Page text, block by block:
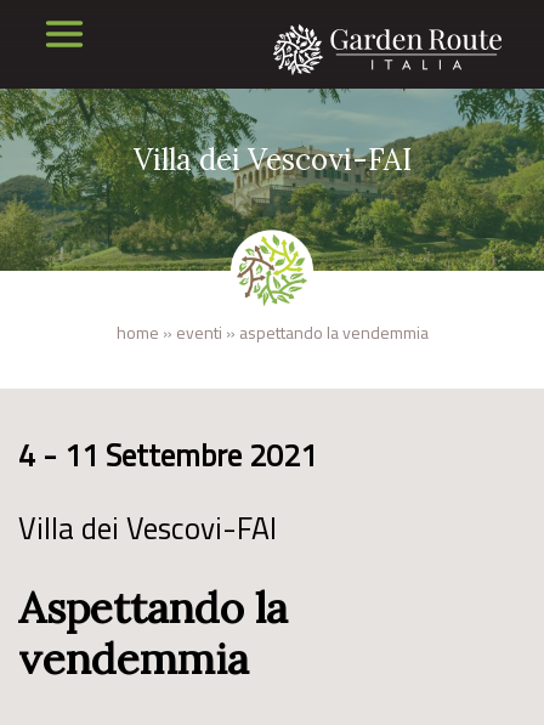
Villa dei Vescovi-FAI
home » eventi » aspettando la vendemmia
4 - 11 Settembre 2021
Villa dei Vescovi-FAI
Aspettando la
vendemmia